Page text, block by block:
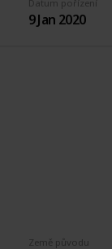
Datum pořízení
9 Jan 2020
Země původu